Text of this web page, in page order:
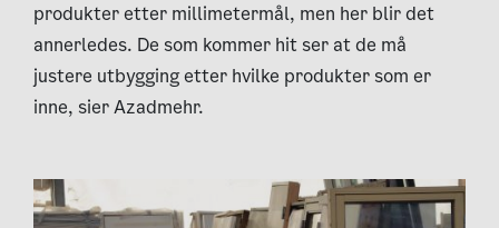
produkter etter millimetermål, men her blir det
annerledes. De som kommer hit ser at de må
justere utbygging etter hvilke produkter som er
inne, sier Azadmehr.